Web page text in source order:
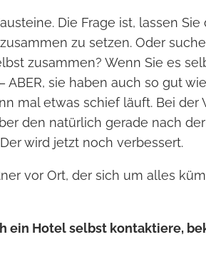
Die Frage ist, lassen Sie
zu setzen. Oder
zusammen? Wenn Sie es
ABER, sie haben auch so gut
mal etwas schief läuft. Bei der
den natürlich gerade nach
wird jetzt noch verbessert.
vor Ort, der sich um alles
ein Hotel selbst kontaktiere,